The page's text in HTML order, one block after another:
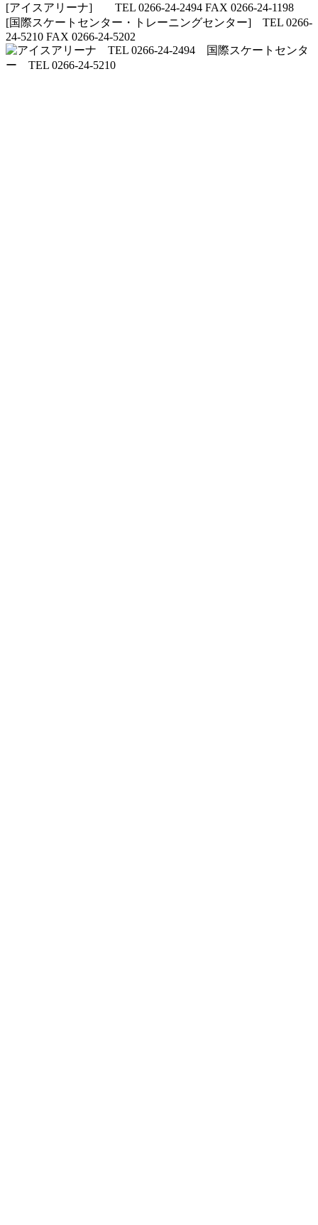
[アイスアリーナ] TEL 0266-24-2494 FAX 0266-24-1198
[国際スケートセンター・トレーニングセンター] TEL 0266-
24-5210 FAX 0266-24-5202